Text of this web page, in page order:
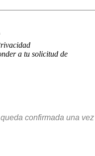
a tu solicitud de
confirmada una vez